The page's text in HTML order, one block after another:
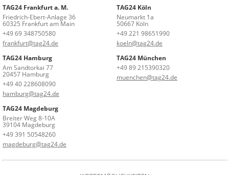
TAG24 Frankfurt a. M.
Friedrich-Ebert-Anlage 36
60325 Frankfurt am Main
+49 69 348750580
frankfurt@tag24.de
TAG24 Köln
Neumarkt 1a
50667 Köln
+49 221 98651990
koeln@tag24.de
TAG24 Hamburg
Am Sandtorkai 77
20457 Hamburg
+49 40 228608090
hamburg@tag24.de
TAG24 München
+49 89 215390320
muenchen@tag24.de
TAG24 Magdeburg
Breiter Weg 8-10A
39104 Magdeburg
+49 391 50548260
magdeburg@tag24.de